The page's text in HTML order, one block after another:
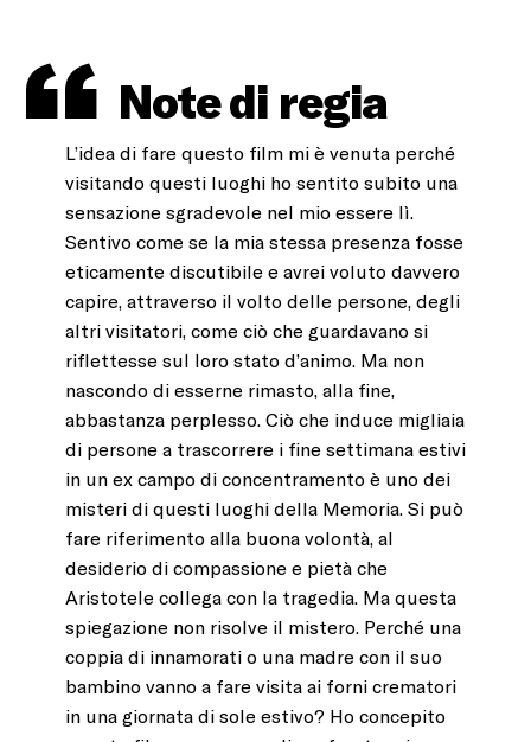
Note di regia
L’idea di fare questo film mi è venuta perché
visitando questi luoghi ho sentito subito una
sensazione sgradevole nel mio essere lì.
Sentivo come se la mia stessa presenza fosse
eticamente discutibile e avrei voluto davvero
capire, attraverso il volto delle persone, degli
altri visitatori, come ciò che guardavano si
riflettesse sul loro stato d’animo. Ma non
nascondo di esserne rimasto, alla fine,
abbastanza perplesso. Ciò che induce migliaia
di persone a trascorrere i fine settimana estivi
in un ex campo di concentramento è uno dei
misteri di questi luoghi della Memoria. Si può
fare riferimento alla buona volontà, al
desiderio di compassione e pietà che
Aristotele collega con la tragedia. Ma questa
spiegazione non risolve il mistero. Perché una
coppia di innamorati o una madre con il suo
bambino vanno a fare visita ai forni crematori
in una giornata di sole estivo? Ho concepito